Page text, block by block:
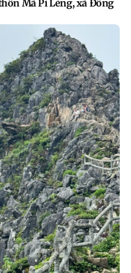
Mã Pì Lèng, xã Đồng